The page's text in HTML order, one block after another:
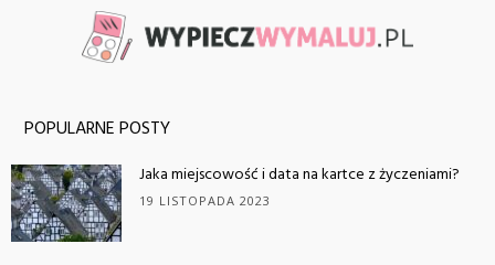
POPULARNE POSTY
Jaka miejscowość i data na kartce z życzeniami?
19 LISTOPADA 2023